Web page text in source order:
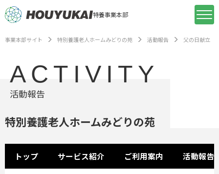
特養事業本部
事業本部サイト 特別養護老人ホームみどりの苑 活動報告 父の日献立
ACTIVITY
活動報告
特別養護老人ホームみどりの苑
トップ サービス紹介 ご利用案内 活動報告